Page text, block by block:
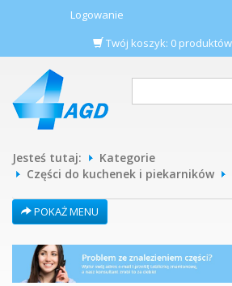
Logowanie
Twój koszyk: 0 produktów
Jesteś tutaj:
Kategorie
Części do kuchenek i piekarników
POKAŻ MENU